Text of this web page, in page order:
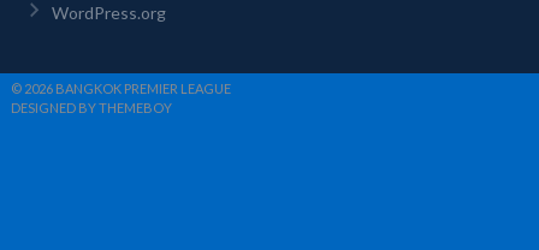
WordPress.org
© 2026 BANGKOK PREMIER LEAGUE
DESIGNED BY THEMEBOY